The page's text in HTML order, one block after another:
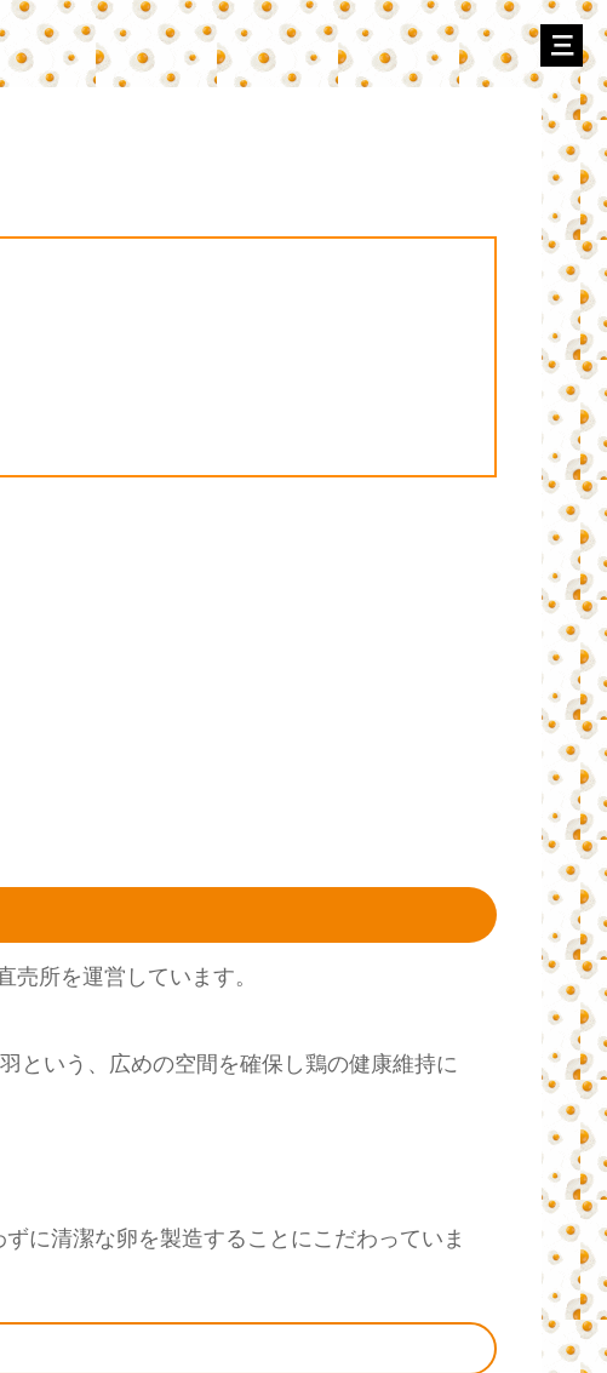
所を運営しています。
という、広めの空間を確保し鶏の健康維持に
に清潔な卵を製造することにこだわっていま